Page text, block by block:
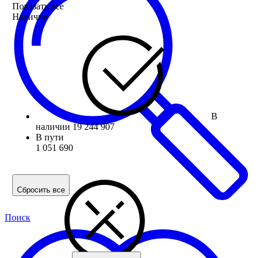
Поиск
Показать все
Наличие
В
наличии 19 244 907
В пути
1 051 690
Сбросить все